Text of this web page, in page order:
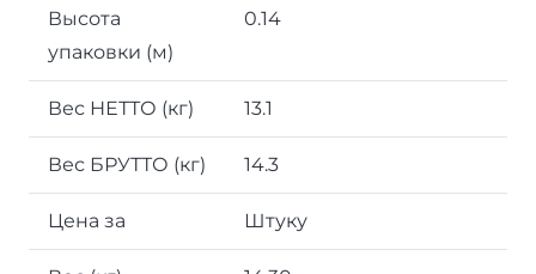
Высота
упаковки (м)
0.14
Вес НЕТТО (кг) 13.1
Вес БРУТТО (кг) 14.3
Цена за Штуку